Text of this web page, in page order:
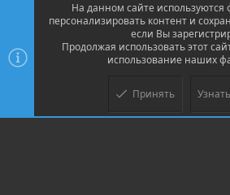
Community platform by XenForo ® © 2010-
© Jason Axelrod of 8WAYRUN
На данном сайте
персонализировать контент и
если Вы
Продолжая использовать этот
использование наших
Принять